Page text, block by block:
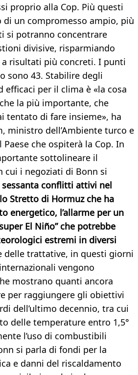
proprio alla Cop. Più questi
un compromesso ampio, più
si potranno concentrare
divisive, risparmiando
risultati più concreti. I punti
sono 43. Stabilire degli
efficaci per il clima è «la cosa
la più importante, che
tentato di fare insieme», ha
ministro dell’Ambiente turco e
che ospiterà la Cop. In
sottolineare il
cui i negoziati di Bonn si
sessanta conflitti attivi nel
Stretto di Hormuz che ha
energetico, l’allarme per un
El Niño” che potrebbe
estremi in diversi
delle trattative, in questi giorni
vengono
mostrano quanti ancora
per raggiungere gli obiettivi
dell’ultimo decennio, tra cui
delle temperature entro 1,5°
l’uso di combustibili
si parla di fondi per la
e danni del riscaldamento